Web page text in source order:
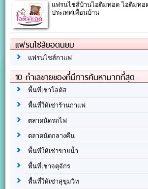
แฟรนไชส์บ้านไอติมทอด ไอติมทอ
ประเทศเพื่อนบ้าน
แฟรนไชส์ยอดนิยม
แฟรนไชส์กาแฟ
10 ทำเลขายของที่มีการค้นหามากที่สุด
พื้นที่เช่าโลตัส
พื้นที่ให้เช่าร้านกาแฟ
ตลาดนัดรถไฟ
ตลาดนัดกลางคืน
พื้นที่ให้เช่าขายน้ำ
พื้นที่เช่าจตุจักร
พื้นที่ให้เช่าสุขุมวิท